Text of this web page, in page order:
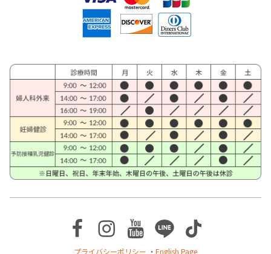
Facebook
Instagram
Youtube
LineTikTok
プライバシーポリシー ・ English Page